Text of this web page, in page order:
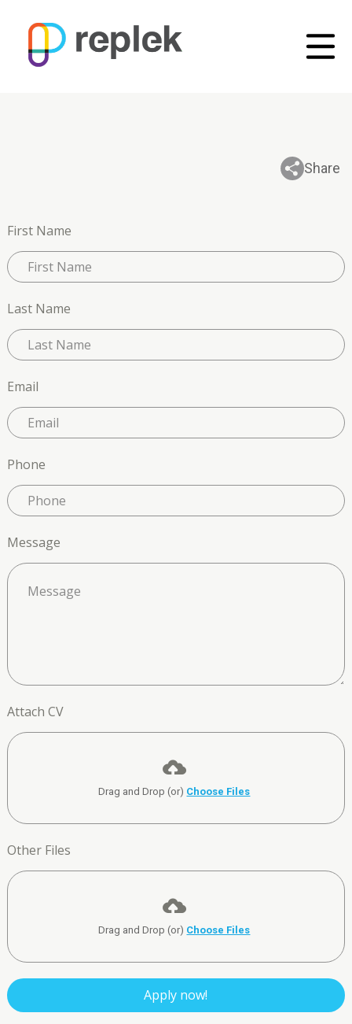
Share
First Name
Last Name
Email
Phone
Message
Attach CV
Drag and Drop (or) Choose Files
Other Files
Drag and Drop (or) Choose Files
Apply now!